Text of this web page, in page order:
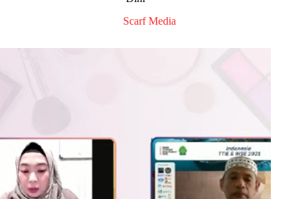
Scarf Media